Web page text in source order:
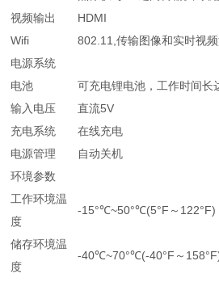
视频输出
HDMI
Wifi
802.11,传输图像和实时视
电源系统
电池
可充电锂电池，工作时间长
输入电压
直流5V
充电系统
在线充电
电源管理
自动关机
环境参数
工作环境温
度
-15°℃~50°℃(5°F～122°F)
储存环境温
度
-40℃~70°℃(-40°F～